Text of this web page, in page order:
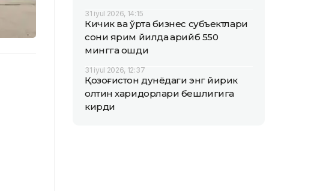
31 iyul 2026, 14:15
Кичик ва ўрта бизнес субъектлари
сони ярим йилда қарийб 550
мингга ошди
31 iyul 2026, 12:37
Қозоғистон дунёдаги энг йирик
олтин харидорлари бешлигига
кирди